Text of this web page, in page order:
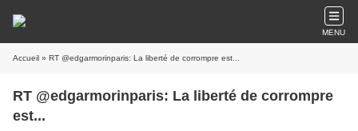
MENU
Accueil » RT @edgarmorinparis: La liberté de corrompre est...
RT @edgarmorinparis: La liberté de corrompre
est...